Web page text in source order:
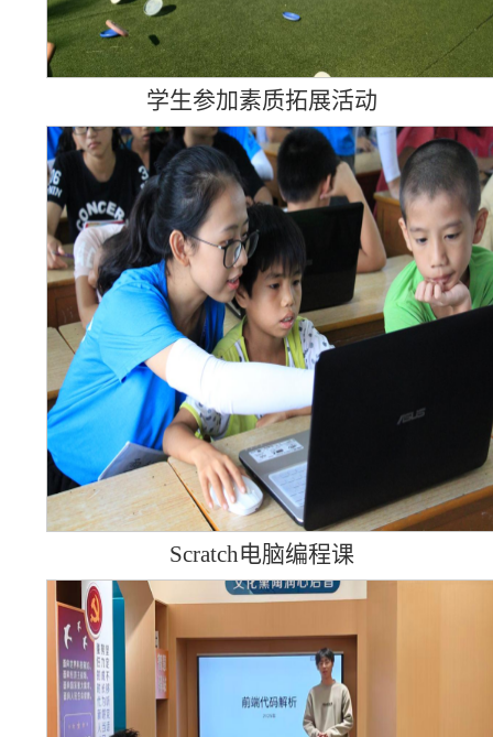
学生参加素质拓展活动
Scratch电脑编程课